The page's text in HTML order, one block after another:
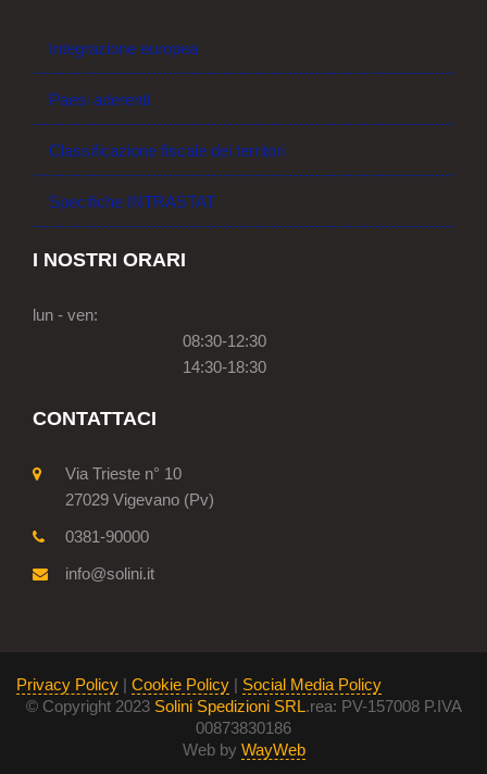
Integrazione europea
Paesi aderenti
Classificazione fiscale dei territori
Specifiche INTRASTAT
I NOSTRI ORARI
lun - ven:
08:30-12:30
14:30-18:30
CONTATTACI
Via Trieste n° 10
27029 Vigevano (Pv)
0381-90000
info@solini.it
Privacy Policy | Cookie Policy | Social Media Policy
© Copyright 2023 Solini Spedizioni SRL.rea: PV-157008 P.IVA
00873830186
Web by WayWeb